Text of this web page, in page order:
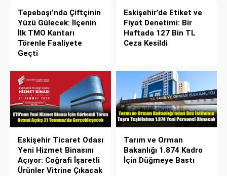
Tepebaşı’nda Çiftçinin
Yüzü Gülecek: İlçenin
İlk TMO Kantarı
Törenle Faaliyete
Geçti
Eskişehir’de Etiket ve
Fiyat Denetimi: Bir
Haftada 127 Bin TL
Ceza Kesildi
Eskişehir Ticaret Odası
Yeni Hizmet Binasını
Açıyor: Coğrafi İşaretli
Ürünler Vitrine Çıkacak
Tarım ve Orman
Bakanlığı 1.874 Kadro
İçin Düğmeye Bastı